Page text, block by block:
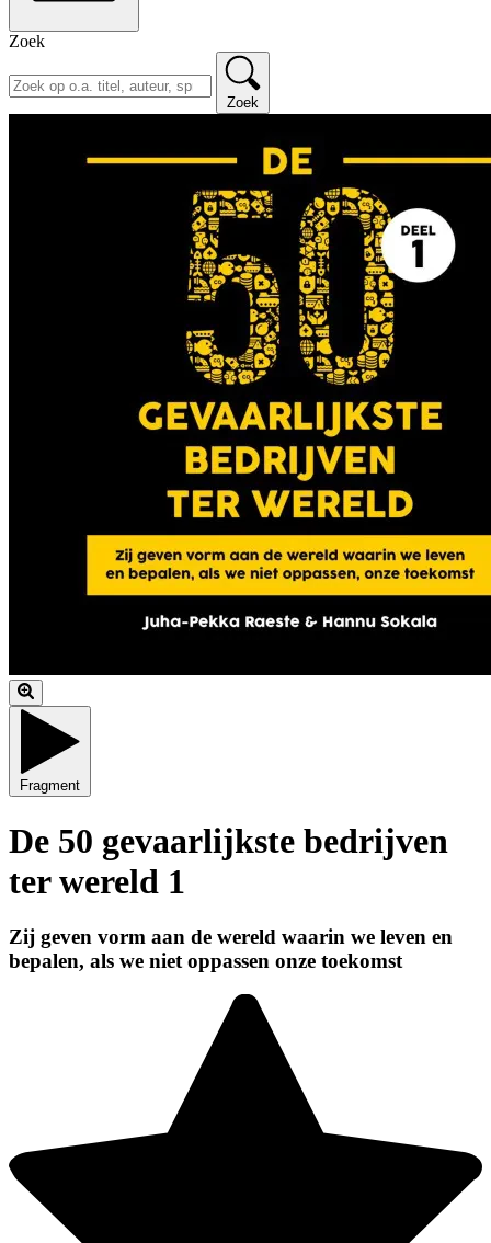
Zoek
Zoek
Fragment
De 50 gevaarlijkste bedrijven
ter wereld 1
Zij geven vorm aan de wereld waarin we leven en
bepalen, als we niet oppassen onze toekomst